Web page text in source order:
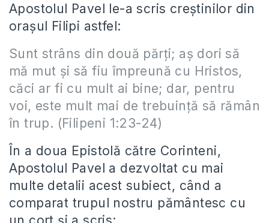
Apostolul Pavel le-a scris creştinilor din
oraşul Filipi astfel:
Sunt strâns din două părţi; aş dori să
mă mut şi să fiu împreună cu Hristos,
căci ar fi cu mult ai bine; dar, pentru
voi, este mult mai de trebuinţă să rămân
în trup. (Filipeni 1:23-24)
În a doua Epistolă către Corinteni,
Apostolul Pavel a dezvoltat cu mai
multe detalii acest subiect, când a
comparat trupul nostru pământesc cu